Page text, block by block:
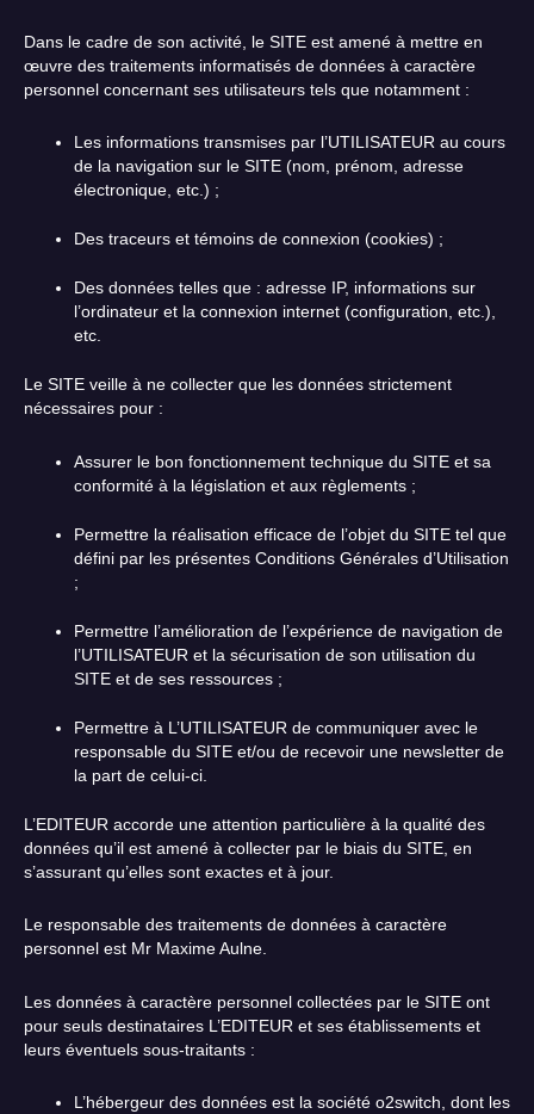
Dans le cadre de son activité, le SITE est amené à mettre en
œuvre des traitements informatisés de données à caractère
personnel concernant ses utilisateurs tels que notamment :
Les informations transmises par l’UTILISATEUR au cours
de la navigation sur le SITE (nom, prénom, adresse
électronique, etc.) ;
Des traceurs et témoins de connexion (cookies) ;
Des données telles que : adresse IP, informations sur
l’ordinateur et la connexion internet (configuration, etc.),
etc.
Le SITE veille à ne collecter que les données strictement
nécessaires pour :
Assurer le bon fonctionnement technique du SITE et sa
conformité à la législation et aux règlements ;
Permettre la réalisation efficace de l’objet du SITE tel que
défini par les présentes Conditions Générales d’Utilisation
;
Permettre l’amélioration de l’expérience de navigation de
l’UTILISATEUR et la sécurisation de son utilisation du
SITE et de ses ressources ;
Permettre à L’UTILISATEUR de communiquer avec le
responsable du SITE et/ou de recevoir une newsletter de
la part de celui-ci.
L’EDITEUR accorde une attention particulière à la qualité des
données qu’il est amené à collecter par le biais du SITE, en
s’assurant qu’elles sont exactes et à jour.
Le responsable des traitements de données à caractère
personnel est Mr Maxime Aulne.
Les données à caractère personnel collectées par le SITE ont
pour seuls destinataires L’EDITEUR et ses établissements et
leurs éventuels sous-traitants :
L’hébergeur des données est la société o2switch, dont les